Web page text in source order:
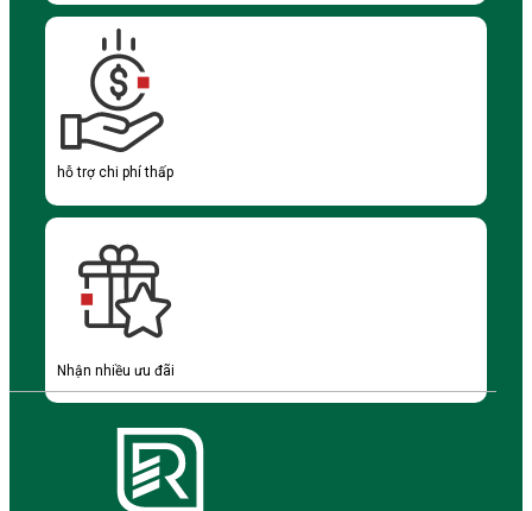
hỗ trợ chi phí thấp
Nhận nhiều ưu đãi